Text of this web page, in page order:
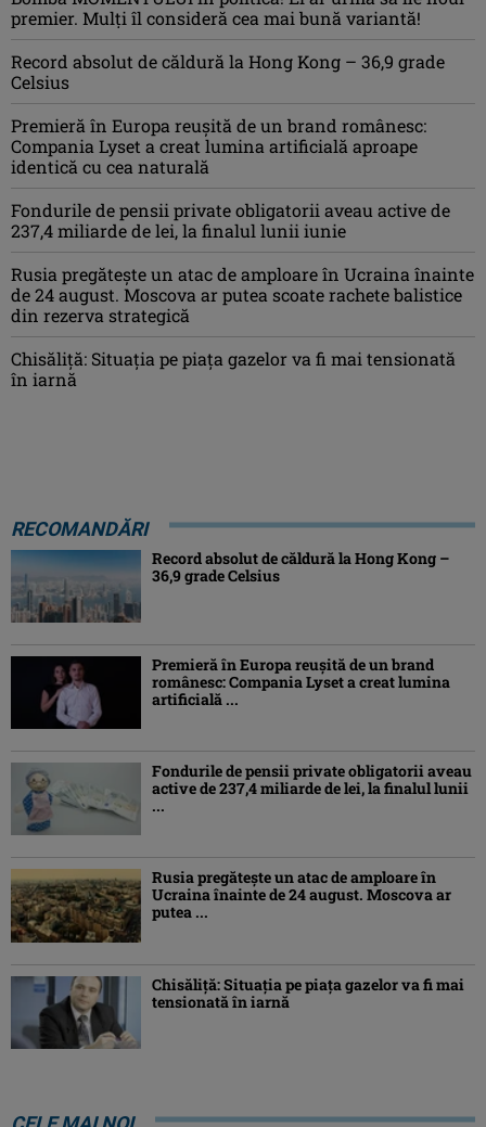
premier. Mulți îl consideră cea mai bună variantă!
Record absolut de căldură la Hong Kong – 36,9 grade
Celsius
Premieră în Europa reușită de un brand românesc:
Compania Lyset a creat lumina artificială aproape
identică cu cea naturală
Fondurile de pensii private obligatorii aveau active de
237,4 miliarde de lei, la finalul lunii iunie
Rusia pregătește un atac de amploare în Ucraina înainte
de 24 august. Moscova ar putea scoate rachete balistice
din rezerva strategică
Chisăliţă: Situaţia pe piaţa gazelor va fi mai tensionată
în iarnă
RECOMANDĂRI
Record absolut de căldură la Hong Kong –
36,9 grade Celsius
Premieră în Europa reușită de un brand
românesc: Compania Lyset a creat lumina
artificială ...
Fondurile de pensii private obligatorii aveau
active de 237,4 miliarde de lei, la finalul lunii
...
Rusia pregătește un atac de amploare în
Ucraina înainte de 24 august. Moscova ar
putea ...
Chisăliţă: Situaţia pe piaţa gazelor va fi mai
tensionată în iarnă